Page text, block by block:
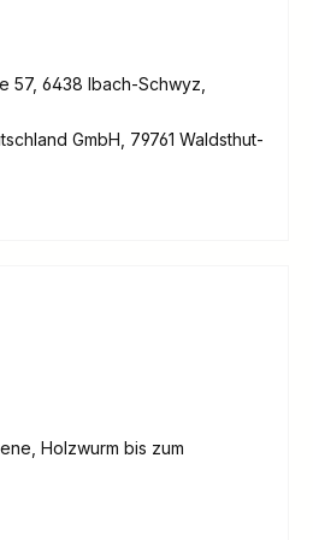
57, 6438 Ibach-Schwyz,
GmbH, 79761 Waldsthut-
Holzwurm bis zum